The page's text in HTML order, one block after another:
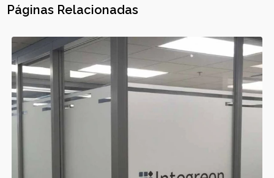
Páginas Relacionadas